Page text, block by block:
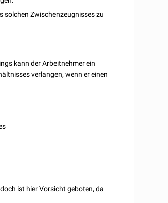
solchen Zwischenzeugnisses zu
kann der Arbeitnehmer ein
verlangen, wenn er einen
ist hier Vorsicht geboten, da